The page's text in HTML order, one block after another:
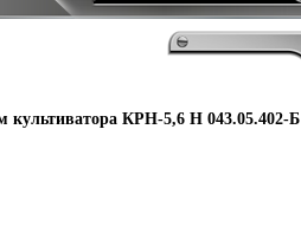
культиватора КРН-5,6 Н 043.05.402-Б